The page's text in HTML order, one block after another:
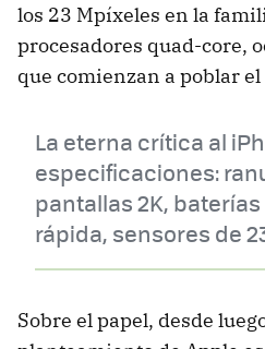
los 23 Mpíxeles en la
procesadores quad-core,
que comienzan a poblar
La eterna crítica al
especificaciones:
pantallas 2K,
rápida, sensores de
Sobre el papel, desde